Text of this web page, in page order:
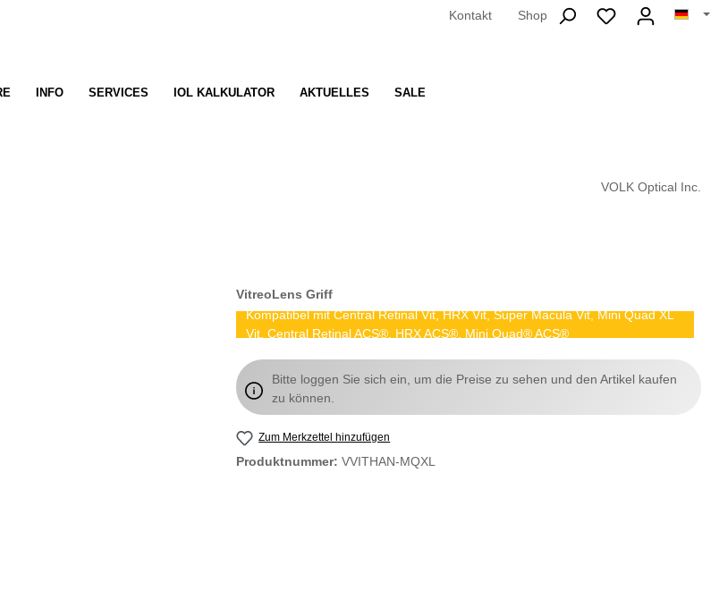
Kontakt Shop
INFO SERVICES IOL KALKULATOR AKTUELLES SALE
VOLK Optical Inc.
VitreoLens Griff
Kompatibel mit Central Retinal Vit, HRX Vit, Super Macula Vit, Mini Quad XL
Vit, Central Retinal ACS®, HRX ACS®, Mini Quad® ACS®
Bitte loggen Sie sich ein, um die Preise zu sehen und den Artikel kaufen
zu können.
Zum Merkzettel hinzufügen
Produktnummer: VVITHAN-MQXL